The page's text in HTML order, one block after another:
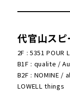
代官山スピ
2F : 5351 POUR
B1F : qualite /
B2F : NOMINE /
LOWELL things